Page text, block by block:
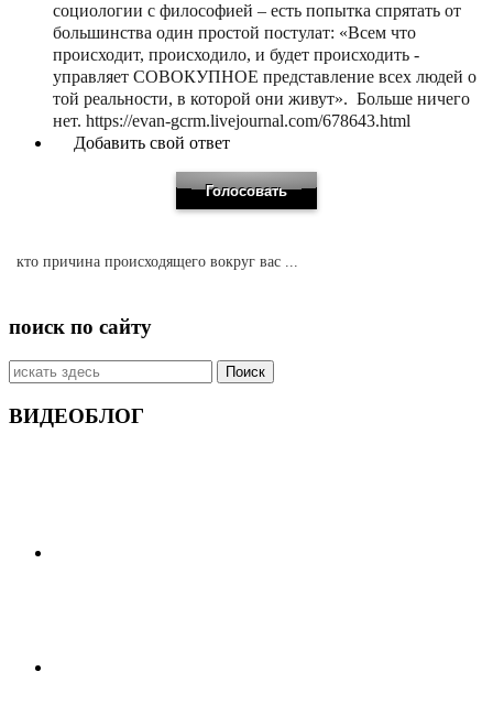
социологии с философией – есть попытка спрятать от
большинства один простой постулат: «Всем что
происходит, происходило, и будет происходить -
управляет СОВОКУПНОЕ представление всех людей о
той реальности, в которой они живут». Больше ничего
нет. https://evan-gcrm.livejournal.com/678643.html
Добавить свой ответ
кто причина происходящего вокруг вас ...
поиск по сайту
Искать:
ВИДЕОБЛОГ